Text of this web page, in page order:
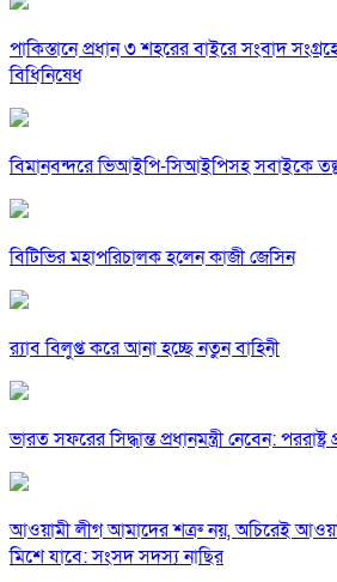
পাকিস্তানে প্রধান ৩ শহরের বাইরে সংবাদ
বিধিনিষেধ
বিমানবন্দরে ভিআইপি-সিআইপিসহ সবাইকে
বিটিভির মহাপরিচালক হলেন কাজী জেসিন
র‍্যাব বিলুপ্ত করে আনা হচ্ছে নতুন বাহিনী
ভারত সফরের সিদ্ধান্ত প্রধানমন্ত্রী নেবেন: পররাষ্ট্র
আওয়ামী লীগ আমাদের শত্রু নয়, অচিরেই
মিশে যাবে: সংসদ সদস্য নাছির